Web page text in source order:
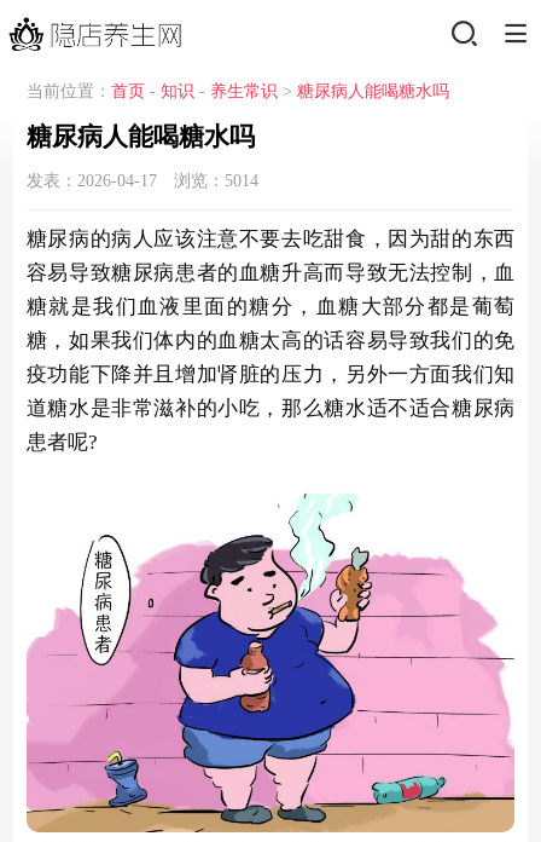
当前位置： 首页- 知识 - 养生常识 > 糖尿病人能喝糖水吗
糖尿病人能喝糖水吗
发表：2026-04-17 浏览： 5014
糖尿病的病人应该注意不要去吃甜食，因为甜的东西
容易导致糖尿病患者的血糖升高而导致无法控制，血
糖就是我们血液里面的糖分，血糖大部分都是葡萄
糖，如果我们体内的血糖太高的话容易导致我们的免
疫功能下降并且增加肾脏的压力，另外一方面我们知
道糖水是非常滋补的小吃，那么糖水适不适合糖尿病
患者呢?